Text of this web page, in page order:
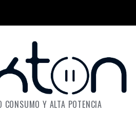
CONSUMO Y ALTA POTENCIA